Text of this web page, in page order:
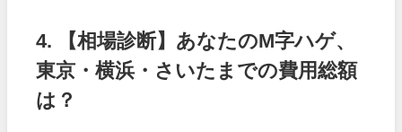
4. 【相場診断】あなたのM字ハゲ、
東京・横浜・さいたまでの費用総額
は？